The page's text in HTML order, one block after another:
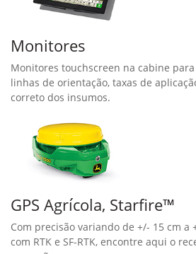
Monitores
Monitores touchscreen na cabine
linhas de orientação, taxas de
correto dos insumos.
GPS Agrícola, Starfire™
Com precisão variando de +/- 15 cm a
com RTK e SF-RTK, encontre aqui o